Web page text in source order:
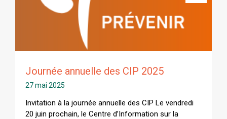
Journée annuelle des CIP 2025
27 mai 2025
Invitation à la journée annuelle des CIP Le vendredi
20 juin prochain, le Centre d’Information sur la